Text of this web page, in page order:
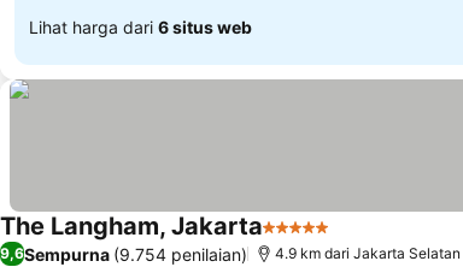
Lihat harga dari 6 situs web
The Langham, Jakarta5 Bintang
9,6Sempurna (9.754 penilaian) 4.9 km dari Jakarta Selatan